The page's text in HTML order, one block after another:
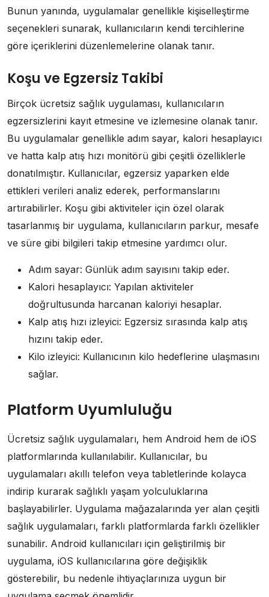
Bunun yanında, uygulamalar genellikle kişiselleştirme
seçenekleri sunarak, kullanıcıların kendi tercihlerine
göre içeriklerini düzenlemelerine olanak tanır.
Koşu ve Egzersiz Takibi
Birçok ücretsiz sağlık uygulaması, kullanıcıların
egzersizlerini kayıt etmesine ve izlemesine olanak tanır.
Bu uygulamalar genellikle adım sayar, kalori hesaplayıcı
ve hatta kalp atış hızı monitörü gibi çeşitli özelliklerle
donatılmıştır. Kullanıcılar, egzersiz yaparken elde
ettikleri verileri analiz ederek, performanslarını
artırabilirler. Koşu gibi aktiviteler için özel olarak
tasarlanmış bir uygulama, kullanıcıların parkur, mesafe
ve süre gibi bilgileri takip etmesine yardımcı olur.
Adım sayar: Günlük adım sayısını takip eder.
Kalori hesaplayıcı: Yapılan aktiviteler
doğrultusunda harcanan kaloriyi hesaplar.
Kalp atış hızı izleyici: Egzersiz sırasında kalp atış
hızını takip eder.
Kilo izleyici: Kullanıcının kilo hedeflerine ulaşmasını
sağlar.
Platform Uyumluluğu
Ücretsiz sağlık uygulamaları, hem Android hem de iOS
platformlarında kullanılabilir. Kullanıcılar, bu
uygulamaları akıllı telefon veya tabletlerinde kolayca
indirip kurarak sağlıklı yaşam yolculuklarına
başlayabilirler. Uygulama mağazalarında yer alan çeşitli
sağlık uygulamaları, farklı platformlarda farklı özellikler
sunabilir. Android kullanıcıları için geliştirilmiş bir
uygulama, iOS kullanıcılarına göre değişiklik
gösterebilir, bu nedenle ihtiyaçlarınıza uygun bir